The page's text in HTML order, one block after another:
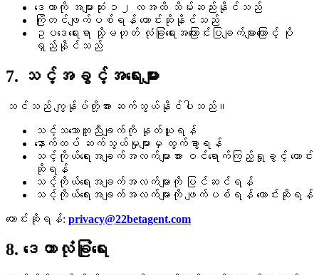
ဒေတာကို အများဆုံး ၁၂ လအထိ သိမ်းဆည်းနိုင်သည်
ကြိုတင်ဖျက်ပစ်ရန် တောင်းဆိုနိုင်သည်
ဥပဒေရေးရာ သို့မဟုတ် လုံခြုံရေးအကြောင်းပြချက်များကြောင့် ပို
ရှည်နိုင်သည်
7. သင့်အခွင့်အရေးများ
သင်သည် ကျွန်ုပ်တို့အား ဆက်သွယ်နိုင်ပါသည်။
သင့်သဘောတူညီချက်ကို နုတ်ယူရန်
နောက်ထပ် ဆက်သွယ်မှုများမှ ထွက်ခွာရန်
သင့်ကိုယ်ရေးအချက်အလက်များအား ဝင်ရောက်ကြည့်ရှုခွင့် တောင်း
ဆိုရန်
သင့်ကိုယ်ရေးအချက်အလက်များကို ပြင်ဆင်ရန်
သင့်ကိုယ်ရေးအချက်အလက်များကို ဖျက်ပစ်ရန် တောင်းဆိုရန်
တောင်းဆိုရန်: privacy@22betagent.com
8. ဒေတာလုံခြုံရေး